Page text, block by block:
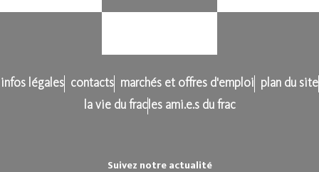
Suivez notre actualité
infos légales contacts marchés et offres d'emploi
plan du site
la vie du frac les ami.e.s du frac